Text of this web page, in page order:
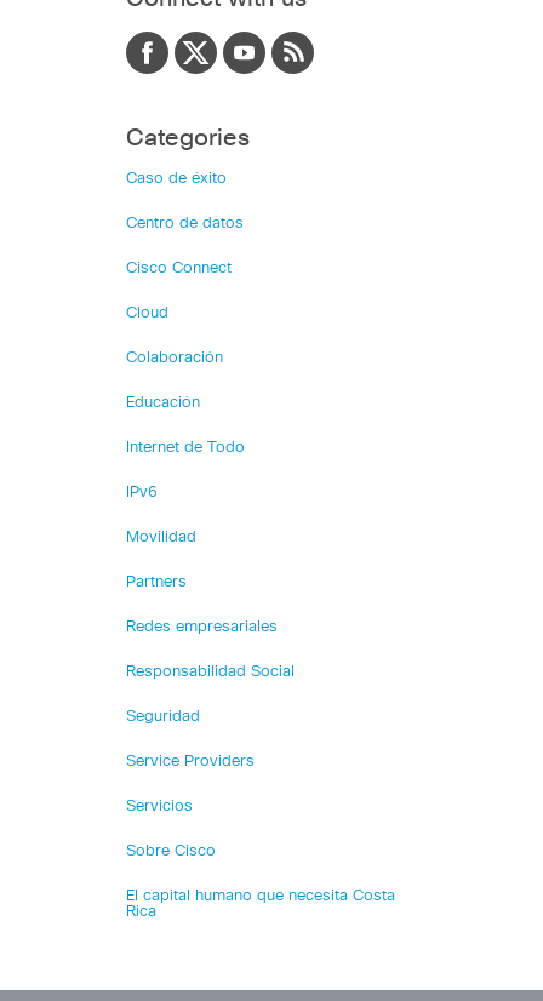
Categories
Caso de éxito
Centro de datos
Cisco Connect
Cloud
Colaboración
Educación
Internet de Todo
IPv6
Movilidad
Partners
Redes empresariales
Responsabilidad Social
Seguridad
Service Providers
Servicios
Sobre Cisco
El capital humano que necesita Costa
Rica